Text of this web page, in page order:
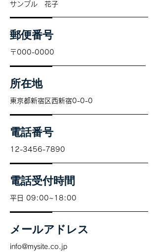
サンプル 花子
郵便番号
〒000-0000
所在地
東京都新宿区西新宿0-0-0
電話番号
12-3456-7890
電話受付時間
平日 09:00~18:00
メールアドレス
info@mysite.co.jp